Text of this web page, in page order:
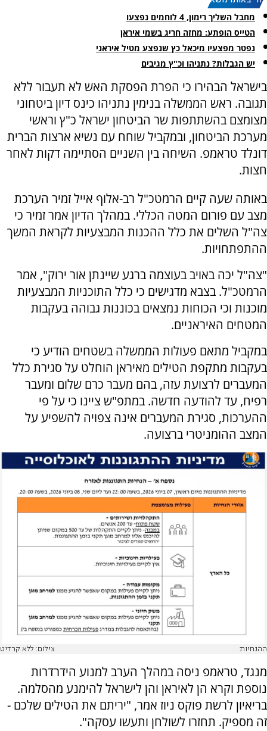
מחבל השליך רימון, 4 לוחמים נפצעו
הטייס הופתע: מחזה חריג בשמי איראן
נפטר מפצעיו מיכאל כץ שנפצע מטיל איראני
יש הגבלות? נתניהו וכ"ץ מגיבים
בישראל הבהירו כי הפרת הפסקת האש לא תעבור ללא
תגובה. ראש הממשלה בנימין נתניהו כינס דיון ביטחוני
מצומצם בהשתתפות שר הביטחון ישראל כ"ץ וראשי
מערכת הביטחון, ובמקביל שוחח עם נשיא ארצות הברית
דונלד טראמפ. השיחה בין השניים הסתיימה דקות לאחר
חצות.
באותה שעה קיים הרמטכ"ל רב-אלוף אייל זמיר הערכת
מצב עם פורום המטה הכללי. במהלך הדיון אמר זמיר כי
צה"ל השלים את כלל ההכנות המבצעיות לקראת המשך
ההתפתחויות.
"צה"ל יכה באויב בעוצמה ברגע שיינתן אור ירוק", אמר
הרמטכ"ל. בצבא מדגישים כי כלל התוכניות המבצעיות
מוכנות וכי הכוחות נמצאים בכוננות גבוהה בעקבות
המטחים האיראניים.
במקביל מתאם פעולות הממשלה בשטחים הודיע כי
בעקבות מתקפת הטילים מאיראן הוחלט על סגירת כלל
המעברים לרצועת עזה, בהם מעבר כרם שלום ומעבר
רפיח, עד להודעה חדשה. במתפ"ש ציינו כי על פי
ההערכות, סגירת המעברים אינה צפויה להשפיע על
המצב ההומניטרי ברצועה.
ההנחיות צילום: ללא קרדיט
מנגד, טראמפ ניסה במהלך הערב למנוע הידרדרות
נוספת וקרא הן לאיראן והן לישראל להימנע מהסלמה.
בריאיון לרשת פוקס ניוז אמר, "יריתם את הטילים שלכם -
זה מספיק. תחזרו לשולחן ותעשו עסקה".